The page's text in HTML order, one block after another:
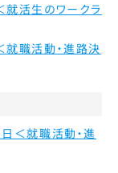
活生のワークラ
職活動・進路決
＜就職活動・進